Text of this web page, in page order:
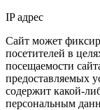
IP адрес
Сайт может
посетителей в
посещаемости
предоставляемых
содержит какой-
персональным